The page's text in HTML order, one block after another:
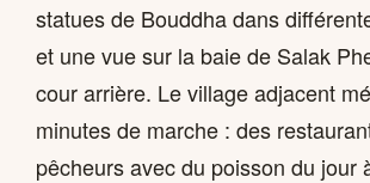
statues de Bouddha dans
et une vue sur la baie de Salak
cour arrière. Le village adjacent
minutes de marche : des
pêcheurs avec du poisson du jour